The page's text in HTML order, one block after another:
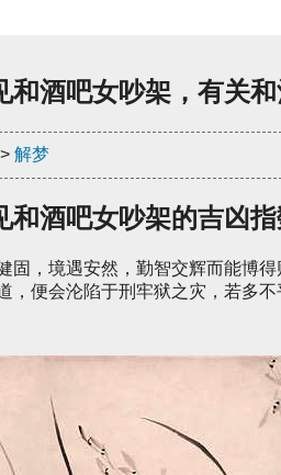
和酒吧女吵架，有关
> 解梦
和酒吧女吵架的吉凶
固，境遇安然，勤智交辉而能博
，便会沦陷于刑牢狱之灾，若多